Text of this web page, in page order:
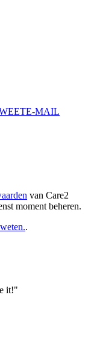
E-MAIL
van Care2
moment beheren.
.
it!"